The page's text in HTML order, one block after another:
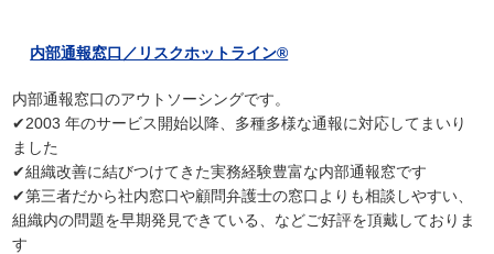
内部通報窓口／リスクホットライン®
内部通報窓口のアウトソーシングです。
✔2003 年のサービス開始以降、多種多様な通報に対応してまいり
ました
✔組織改善に結びつけてきた実務経験豊富な内部通報窓です
✔第三者だから社内窓口や顧問弁護士の窓口よりも相談しやすい、
組織内の問題を早期発見できている、などご好評を頂戴しておりま
す